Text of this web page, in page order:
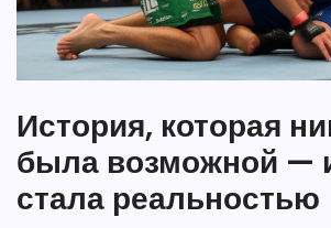
История, которая
была возможной —
стала реальностью